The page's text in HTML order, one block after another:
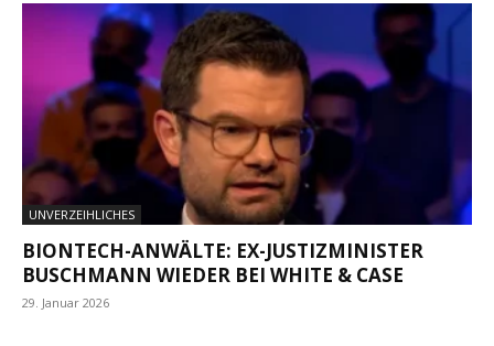
UNVERZEIHLICHES
BIONTECH-ANWÄLTE: EX-JUSTIZMINISTER
BUSCHMANN WIEDER BEI WHITE & CASE
29. Januar 2026